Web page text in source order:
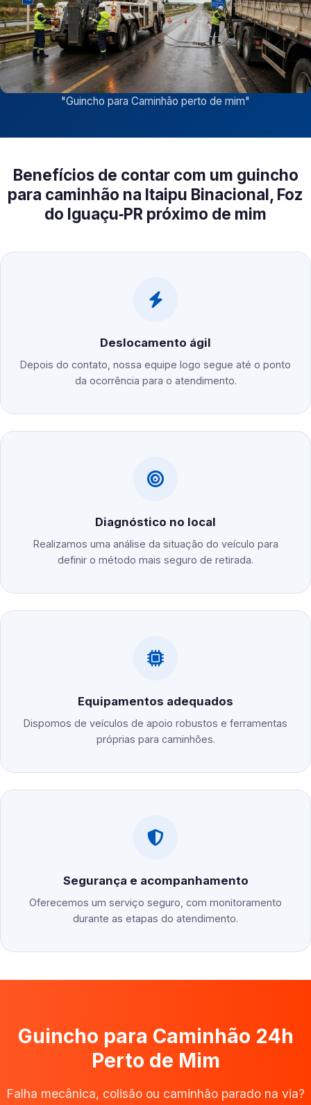
"Guincho para Caminhão perto de mim"
Benefícios de contar com um guincho
para caminhão na Itaipu Binacional, Foz
do Iguaçu‑PR próximo de mim
Deslocamento ágil
Depois do contato, nossa equipe logo segue até o ponto
da ocorrência para o atendimento.
Diagnóstico no local
Realizamos uma análise da situação do veículo para
definir o método mais seguro de retirada.
Equipamentos adequados
Dispomos de veículos de apoio robustos e ferramentas
próprias para caminhões.
Segurança e acompanhamento
Oferecemos um serviço seguro, com monitoramento
durante as etapas do atendimento.
Guincho para Caminhão 24h
Perto de Mim
Falha mecânica, colisão ou caminhão parado na via?